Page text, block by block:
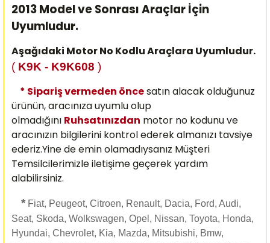
2013 Model ve Sonrası Araçlar İçin
Uyumludur.
Aşağıdaki Motor No Kodlu Araçlara Uyumludur.
( K9K - K9K608 )
* Sipariş vermeden öncesatın alacak olduğunuz
ürünün, aracınıza uyumlu olup
olmadığını Ruhsatınızdan motor no kodunu ve
aracınızın bilgilerini kontrol ederek almanızı tavsiye
ederiz.Yine de emin olamadıysanız Müşteri
Temsilcilerimizle iletişime geçerek yardım
alabilirsiniz.
* Fiat, Peugeot, Citroen, Renault, Dacia, Ford, Audi,
Seat, Skoda, Wolkswagen, Opel, Nissan, Toyota, Honda,
Hyundai, Chevrolet, Kia, Mazda, Mitsubishi, Bmw,